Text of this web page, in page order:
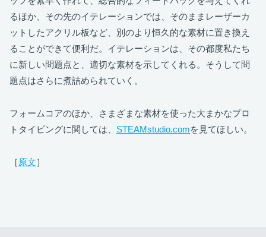
るほか、その先のイテレーションでは、そのままレーザーカ
ットしたアクリル板など、別のより恒久的な素材に置き換え
ることができて便利だ。イテレーションは、その都度私たち
に新しい問題点と、適切な素材を示してくれる。そうして問
題点はさらに煮詰められていく。
フォームコアのほか、さまざまな素材を使った大まかなプロ
トタイピングに関しては、 STEAMstudio.comを見てほしい。
［ 原文］